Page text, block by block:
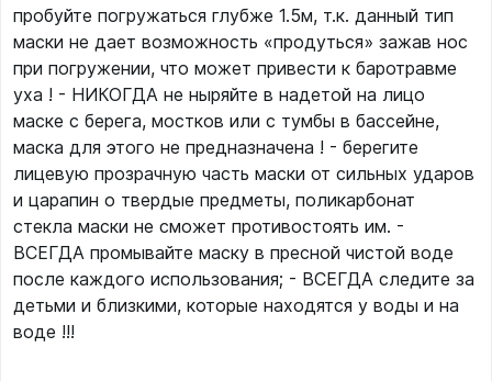
пробуйте погружаться глубже 1.5м, т.к. данный тип
маски не дает возможность «продуться» зажав нос
при погружении, что может привести к баротравме
уха ! - НИКОГДА не ныряйте в надетой на лицо
маске с берега, мостков или с тумбы в бассейне,
маска для этого не предназначена ! - берегите
лицевую прозрачную часть маски от сильных ударов
и царапин о твердые предметы, поликарбонат
стекла маски не сможет противостоять им. -
ВСЕГДА промывайте маску в пресной чистой воде
после каждого использования; - ВСЕГДА следите за
детьми и близкими, которые находятся у воды и на
воде !!!